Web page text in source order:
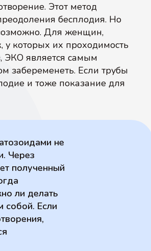
Этот метод
бесплодия. Но
Для женщин,
у которых их проходимость
ЭКО является самым
забеременеть. Если трубы
и тоже показание для
не
Через
полученный
ли делать
собой. Если